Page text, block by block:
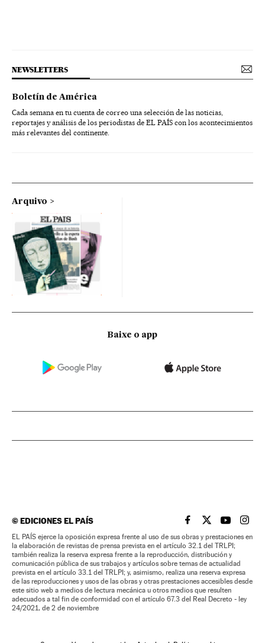
NEWSLETTERS
Boletín de América
Cada semana en tu cuenta de correo una selección de las noticias,
reportajes y análisis de los periodistas de EL PAÍS con los acontecimientos
más relevantes del continente.
Arquivo
Baixe o app
©EDICIONES EL PAÍS EL PAÍS BRASIL EN
EL PAÍSEL PAÍS
EL
EL PAÍS ejerce la oposición expresa frente al uso de sus obras y prestaciones en
la elaboración de revistas de prensa prevista en el artículo 32.1 del TRLPI;
también realiza la reserva expresa frente a la reproducción, distribución y
comunicación pública de sus trabajos y artículos sobre temas de actualidad
prevista en el artículo 33.1 del TRLPI; y, asimismo, realiza una reserva expresa
de las reproducciones y usos de las obras y otras prestaciones accesibles desde
este sitio web a medios de lectura mecánica u otros medios que resulten
adecuados a tal fin de conformidad con el artículo 67.3 del Real Decreto - ley
24/2021, de 2 de noviembre